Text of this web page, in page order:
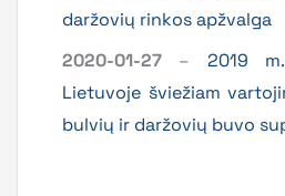
daržovių rinkos apžvalga
2020-01-27 – 2019
Lietuvoje šviežiam
bulvių ir daržovių buvo